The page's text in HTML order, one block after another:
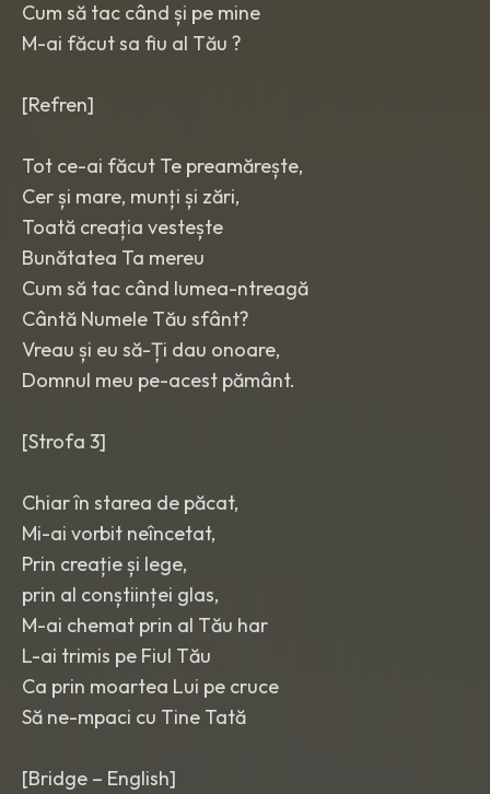
Cum să tac când și pe mine
M-ai făcut sa fiu al Tău ?
[Refren]
Tot ce-ai făcut Te preamărește,
Cer și mare, munți și zări,
Toată creația vestește
Bunătatea Ta mereu
Cum să tac când lumea-ntreagă
Cântă Numele Tău sfânt?
Vreau și eu să-Ți dau onoare,
Domnul meu pe-acest pământ.
[Strofa 3]
Chiar în starea de păcat,
Mi-ai vorbit neîncetat,
Prin creație și lege,
prin al conștiinței glas,
M-ai chemat prin al Tău har
L-ai trimis pe Fiul Tău
Ca prin moartea Lui pe cruce
Să ne-mpaci cu Tine Tată
[Bridge – English]